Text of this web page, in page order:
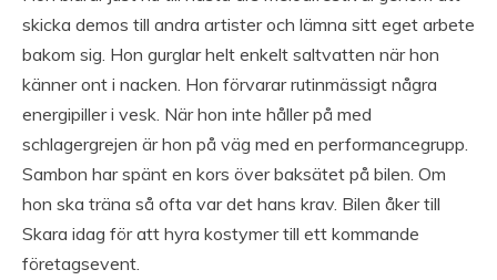
skicka demos till andra artister och lämna sitt eget arbete
bakom sig. Hon gurglar helt enkelt saltvatten när hon
känner ont i nacken. Hon förvarar rutinmässigt några
energipiller i vesk. När hon inte håller på med
schlagergrejen är hon på väg med en performancegrupp.
Sambon har spänt en kors över baksätet på bilen. Om
hon ska träna så ofta var det hans krav. Bilen åker till
Skara idag för att hyra kostymer till ett kommande
företagsevent.